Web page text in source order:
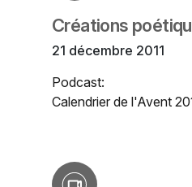
Créations
21 décembre 2011
Podcast:
Calendrier de l'Avent